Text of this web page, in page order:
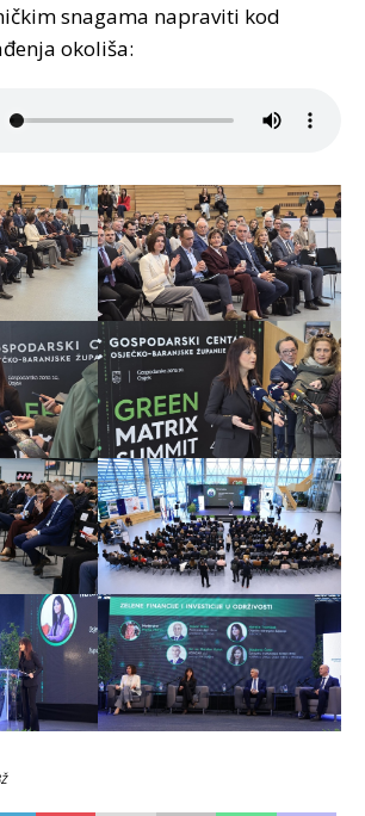
snagama napraviti kod
okoliša: